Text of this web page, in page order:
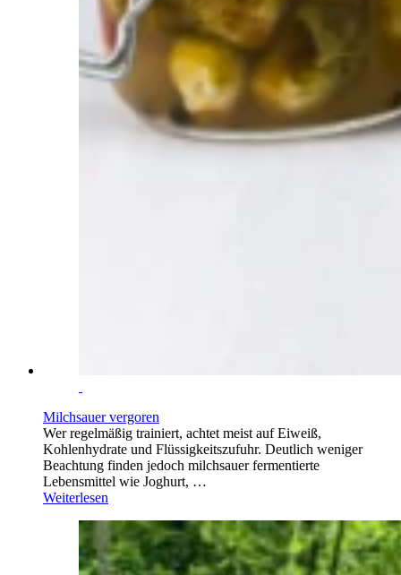
Milchsauer vergoren
Wer regelmäßig trainiert, achtet meist auf Eiweiß,
Kohlenhydrate und Flüssigkeitszufuhr. Deutlich weniger
Beachtung finden jedoch milchsauer fermentierte
Lebensmittel wie Joghurt, …
Weiterlesen